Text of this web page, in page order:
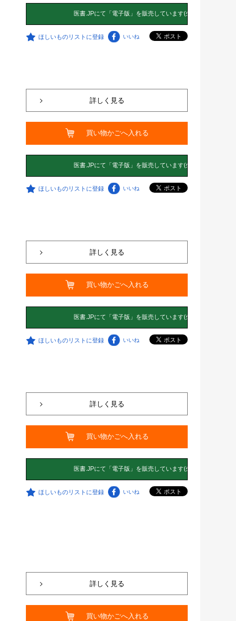
ほしいものリストに登録 いいね
詳しく見る
買い物かごへ入れる
ほしいものリストに登録 いいね
詳しく見る
買い物かごへ入れる
ほしいものリストに登録 いいね
詳しく見る
買い物かごへ入れる
ほしいものリストに登録 いいね
詳しく見る
買い物かごへ入れる